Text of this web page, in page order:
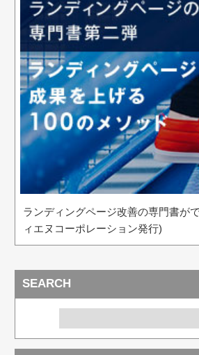
ランディングページ改善の専門書が
ィエヌコーポレーション発行)
SEARCH